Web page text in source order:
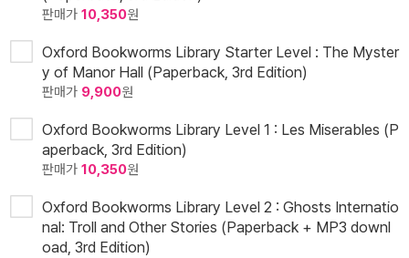
판매가 10,350원
Oxford Bookworms Library Starter Level : The Myster
y of Manor Hall (Paperback, 3rd Edition)
판매가 9,900원
Oxford Bookworms Library Level 1 : Les Miserables (P
aperback, 3rd Edition)
판매가 10,350원
Oxford Bookworms Library Level 2 : Ghosts Internatio
nal: Troll and Other Stories (Paperback + MP3 downl
oad, 3rd Edition)